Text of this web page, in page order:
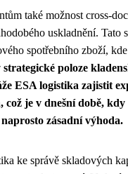
také možnost cross-
uskladnění. Tato
spotřebního zboží,
poloze
ESA logistika zajistit
je v dnešní době, kdy
zásadní výhoda.
ke správě skladových